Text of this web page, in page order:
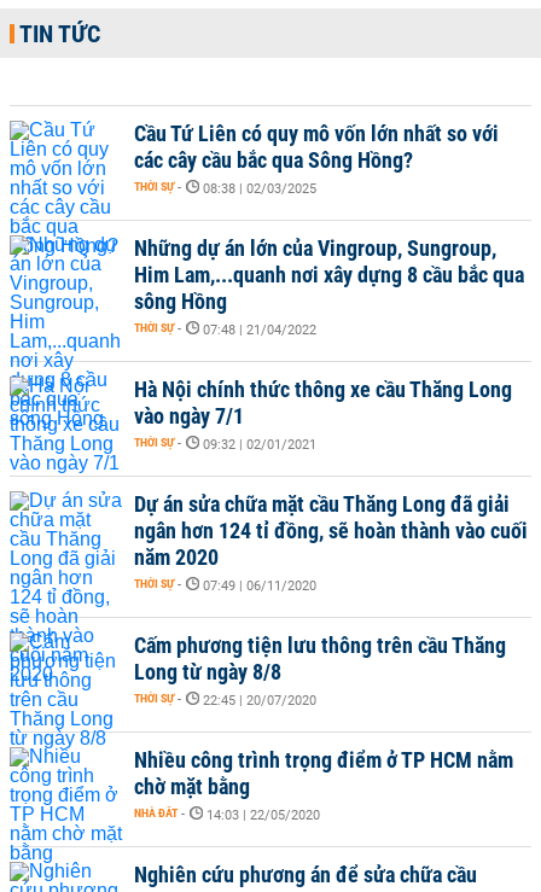
TIN TỨC
Cầu Tứ Liên có quy mô vốn lớn nhất so với
các cây cầu bắc qua Sông Hồng?
THỜI SỰ - 08:38 | 02/03/2025
Những dự án lớn của Vingroup, Sungroup,
Him Lam,...quanh nơi xây dựng 8 cầu bắc qua
sông Hồng
THỜI SỰ - 07:48 | 21/04/2022
Hà Nội chính thức thông xe cầu Thăng Long
vào ngày 7/1
THỜI SỰ - 09:32 | 02/01/2021
Dự án sửa chữa mặt cầu Thăng Long đã giải
ngân hơn 124 tỉ đồng, sẽ hoàn thành vào cuối
năm 2020
THỜI SỰ - 07:49 | 06/11/2020
Cấm phương tiện lưu thông trên cầu Thăng
Long từ ngày 8/8
THỜI SỰ - 22:45 | 20/07/2020
Nhiều công trình trọng điểm ở TP HCM nằm
chờ mặt bằng
NHÀ ĐẤT - 14:03 | 22/05/2020
Nghiên cứu phương án để sửa chữa cầu